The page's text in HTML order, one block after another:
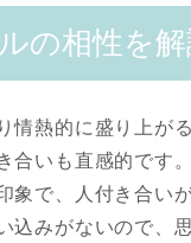
の相性を解
情熱的に盛り上が
合いも直感的です
で、人付き合い
込みがないので、